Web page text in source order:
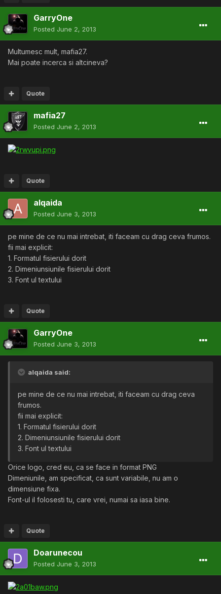
GarryOne
Posted June 2, 2013
Multumesc mult, mafia27.
Mai poate incerca si altcineva?
Quote
mafia27
Posted June 2, 2013
Quote
alqaida
Posted June 3, 2013
pe mine de ce nu mai intrebat, iti faceam cu drag ceva frumos.
fii mai explicit:
1. Formatul fisierului dorit
2. Dimeniunsiunile fisierului dorit
3. Font ul textului
Quote
GarryOne
Posted June 3, 2013
alqaida said:
pe mine de ce nu mai intrebat, iti faceam cu drag ceva
frumos.
fii mai explicit:
1. Formatul fisierului dorit
2. Dimeniunsiunile fisierului dorit
3. Font ul textului
Orice logo, cred eu, ca se face in format PNG
Dimeniunile, am specificat, ca sunt variabile, nu am o
dimensiune fixa.
Font-ul il folosesti tu, care vrei, numai sa iasa bine.
Quote
Doarunecou
Posted June 3, 2013